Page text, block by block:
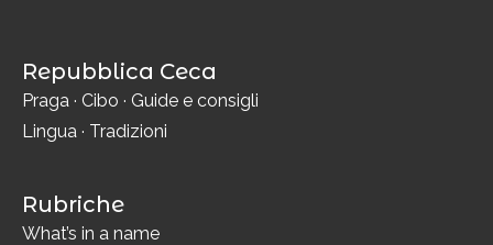
Repubblica Ceca
Praga · Cibo · Guide e consigli
Lingua · Tradizioni
Rubriche
What’s in a name